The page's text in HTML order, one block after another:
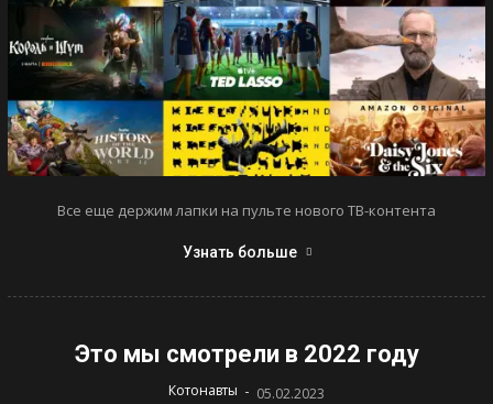
Все еще держим лапки на пульте нового ТВ-контента
Узнать больше
Это мы смотрели в 2022 году
Котонавты - 05.02.2023